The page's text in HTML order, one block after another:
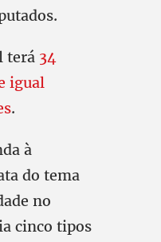
terá 34
igual
.
à
do tema
no
cinco tipos